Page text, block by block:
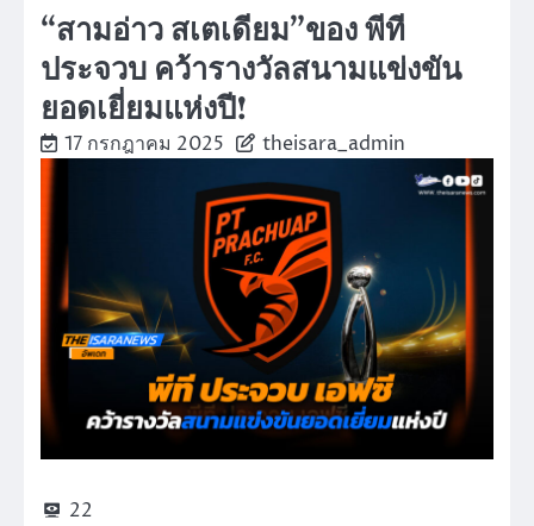
“สามอ่าว สเตเดียม”ของ พีที
ประจวบ คว้ารางวัลสนามแข่งขัน
ยอดเยี่ยมแห่งปี!
17 กรกฎาคม 2025 theisara_admin
22